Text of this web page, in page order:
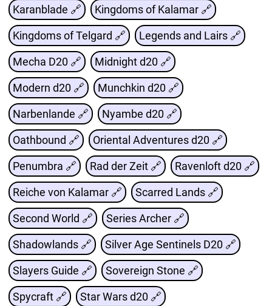
Karanblade 🔗 Kingdoms of Kalamar 🔗
Kingdoms of Telgard 🔗 Legends and Lairs 🔗
Mecha D20 🔗 Midnight d20 🔗
Modern d20 🔗 Munchkin d20 🔗
Narbenlande 🔗 Nyambe d20 🔗
Oathbound 🔗 Oriental Adventures d20 🔗
Penumbra 🔗 Rad der Zeit 🔗 Ravenloft d20 🔗
Reiche von Kalamar 🔗 Scarred Lands 🔗
Second World 🔗 Series Archer 🔗
Shadowlands 🔗 Silver Age Sentinels D20 🔗
Slayers Guide 🔗 Sovereign Stone 🔗
Spycraft 🔗 Star Wars d20 🔗